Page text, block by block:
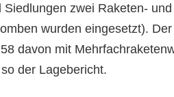
Siedlungen zwei Raketen-
wurden eingesetzt).
davon mit
der Lagebericht.